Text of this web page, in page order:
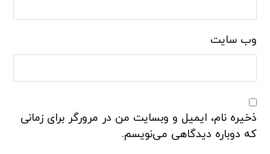
وب‌ سایت
ذخیره نام، ایمیل و وبسایت من در مرورگر برای زمانی
که دوباره دیدگاهی می‌نویسم.